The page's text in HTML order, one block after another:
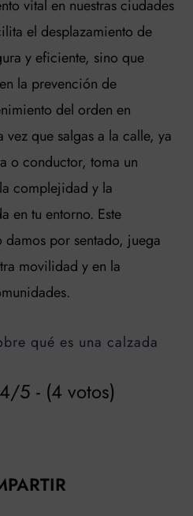
vital en nuestras ciudades
el desplazamiento de
y eficiente, sino que
la prevención de
del orden en
vez que salgas a la calle, ya
o conductor, toma un
complejidad y la
en tu entorno. Este
por sentado, juega
movilidad y en la
qué es una calzada
4/5 - (4 votos)